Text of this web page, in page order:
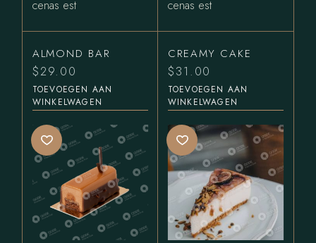
cenas est
cenas est
ALMOND BAR
$29.00
TOEVOEGEN AAN
WINKELWAGEN
CREAMY CAKE
$31.00
TOEVOEGEN AAN
WINKELWAGEN